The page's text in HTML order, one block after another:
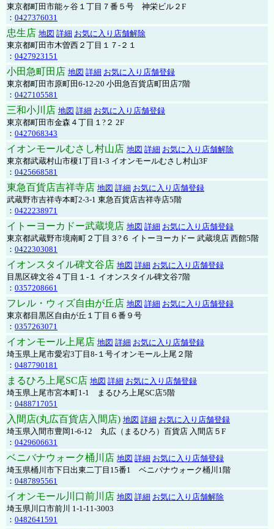
東京都町田市能ヶ谷１丁目７番５号 神栄ビル２F
： 0427376031
忠生店 地図 詳細 お気に入り店舗解除
東京都町田市木曽西２丁目１７-２１
： 0427923151
小田急町田店 地図 詳細 お気に入り店舗登録
東京都町田市原町田6-12-20 小田急百貨店町田店7階
： 0427105581
三和小川店 地図 詳細 お気に入り店舗登録
東京都町田市金森４丁目１?２ 2F
： 0427068343
イオンモールむさし村山店 地図 詳細 お気に入り店舗解除
東京都武蔵村山市榎1丁目1-3 イオンモールむさし村山3F
： 0425668581
東急百貨店吉祥寺店 地図 詳細 お気に入り店舗登録
武蔵野市吉祥寺本町2-3-1 東急百貨店吉祥寺店5階
： 0422238971
イトーヨーカドー武蔵境店 地図 詳細 お気に入り店舗登録
東京都武蔵野市境南町２丁目３?６ イトーヨーカドー 武蔵境店 西館5階
： 0422303081
イオンスタイル碑文谷店 地図 詳細 お気に入り店舗登録
目黒区碑文谷４丁目１-１ イオンスタイル碑文谷7階
： 0357208661
フレル・ウィズ自由が丘店 地図 詳細 お気に入り店舗登録
東京都目黒区自由が丘１丁目６番９号
： 0357263071
イオンモール上尾店 地図 詳細 お気に入り店舗登録
埼玉県上尾市愛宕3丁目8-１号イオンモール上尾２階
： 0487790181
まるひろ上尾SC店 地図 詳細 お気に入り店舗登録
埼玉県上尾市宮本町1-1 まるひろ上尾SC店5階
： 0488717051
入間店(丸広百貨店入間店) 地図 詳細 お気に入り店舗登録
埼玉県入間市豊岡1-6-12 丸広（まるひろ）百貨店 入間店５F
： 0429606631
ベニバナウォーク桶川店 地図 詳細 お気に入り店舗登録
埼玉県桶川市下日出東二丁目15番1 ベニバナウォーク桶川1階
： 0487895561
イオンモール川口前川店 地図 詳細 お気に入り店舗解除
埼玉県川口市前川 1-1-11-3003
： 0482641591